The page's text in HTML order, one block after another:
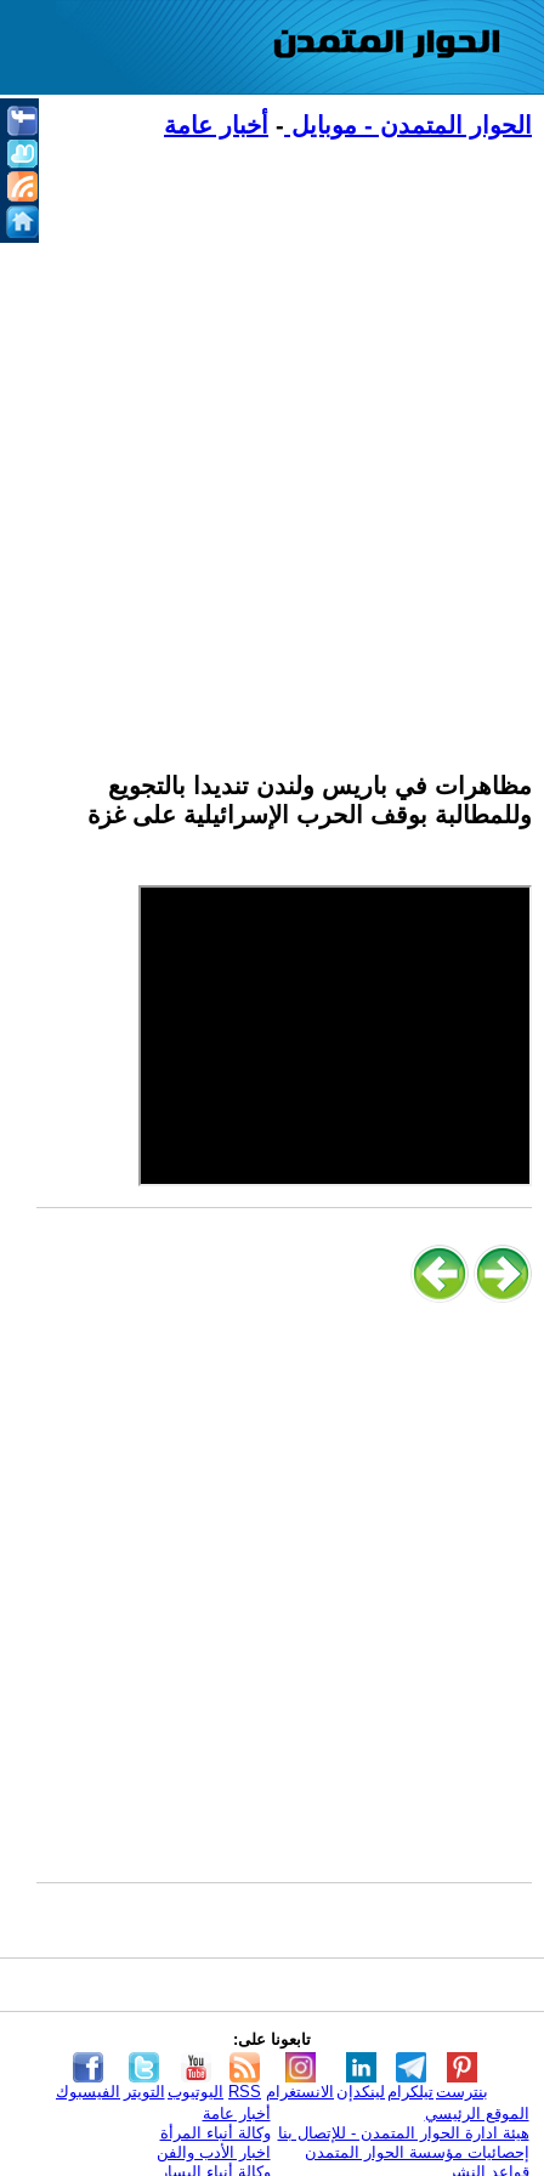
الحوار المتمدن - موبايل - أخبار عامة
مظاهرات في باريس ولندن تنديدا بالتجويع
وللمطالبة بوقف الحرب الإسرائيلية على غزة
تابعونا على:
الفيسبوك التويتر اليوتيوب RSS الانستغرام لينكدإن تيلكرامبنترست
الموقع الرئيسي
هيئة ادارة الحوار المتمدن - للإتصال بنا
إحصائيات مؤسسة الحوار المتمدن
قواعد النشر
أخبار عامة
وكالة أنباء المرأة
اخبار الأدب والفن
وكالة أنباء اليسار